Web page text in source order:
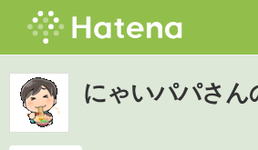
にゃいパパさん